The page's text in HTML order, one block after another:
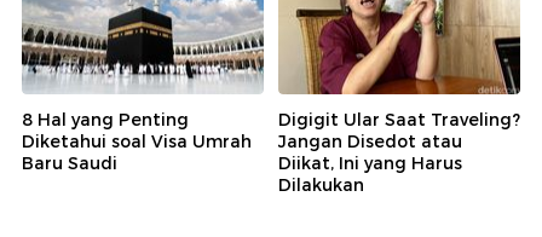
8 Hal yang Penting
Diketahui soal Visa Umrah
Baru Saudi
Digigit Ular Saat Traveling?
Jangan Disedot atau
Diikat, Ini yang Harus
Dilakukan